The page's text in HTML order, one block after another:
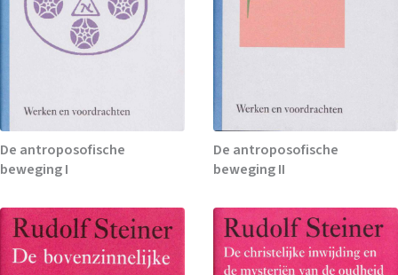
De antroposofische
beweging I
De antroposofische
beweging II